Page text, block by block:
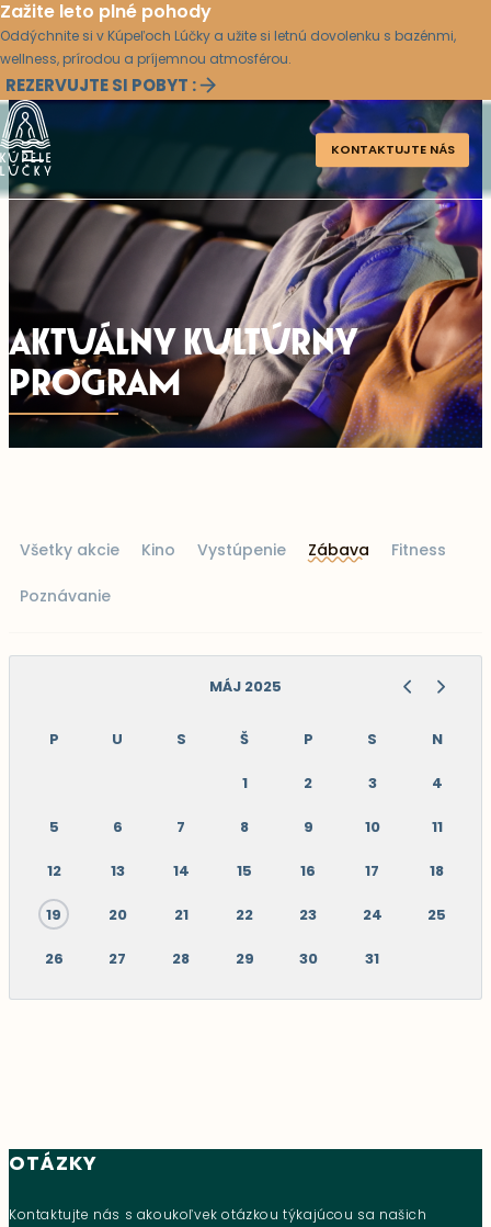
Zažite leto plné pohody
Oddýchnite si v Kúpeľoch Lúčky a užite si letnú dovolenku s bazénmi,
wellness, prírodou a príjemnou atmosférou.
REZERVUJTE SI POBYT :
KONTAKTUJTE NÁS
AKTUÁLNY KULTÚRNY
PROGRAM
Všetky akcie Kino Vystúpenie Zábava Fitness
Poznávanie
MÁJ 2025
P U S Š P S N
1 2 3 4
5 6 7 8 9 10 11
12 13 14 15 16 17 18
19 20 21 22 23 24 25
26 27 28 29 30 31
OTÁZKY
Kontaktujte nás s akoukoľvek otázkou týkajúcou sa našich